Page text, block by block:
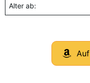
Alter ab: